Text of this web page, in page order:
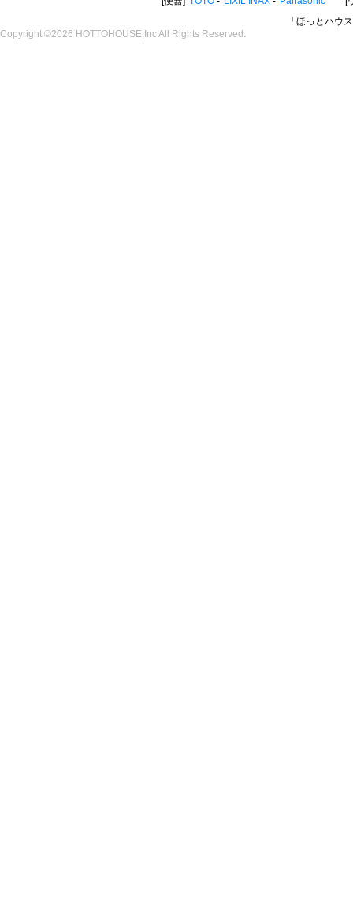
「ほっとハウ
Copyright ©2026 HOTTOHOUSE,Inc All Rights Reserved.